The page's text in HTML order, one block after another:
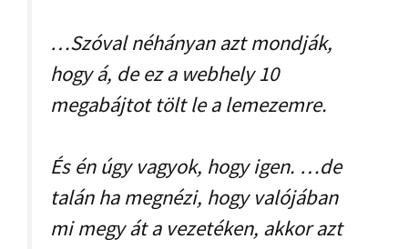
…Szóval néhányan azt mondják,
hogy á, de ez a webhely 10
megabájtot tölt le a lemezemre.
És én úgy vagyok, hogy igen. …de
talán ha megnézi, hogy valójában
mi megy át a vezetéken, akkor azt